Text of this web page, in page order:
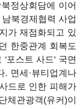
정상회담에 이어
북경제협력 사업
가 재점화되고 있
한중관계 회복도
'포스트 사드' 국면
. 면세·뷰티업계나
드로 인한 피해가
관광객(유커)이